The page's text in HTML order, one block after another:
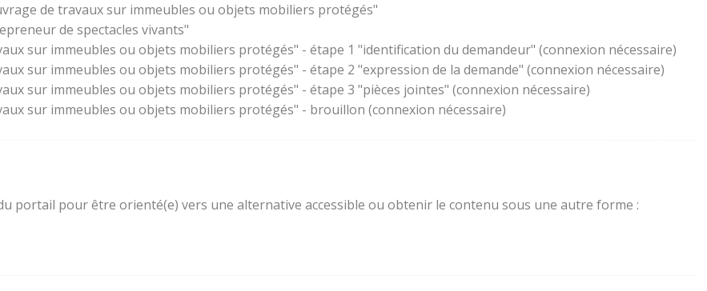
de travaux sur immeubles ou objets mobiliers protégés"
de spectacles vivants"
sur immeubles ou objets mobiliers protégés" - étape 1 "identification du demandeur" (connexion nécessaire)
sur immeubles ou objets mobiliers protégés" - étape 2 "expression de la demande" (connexion nécessaire)
sur immeubles ou objets mobiliers protégés" - étape 3 "pièces jointes" (connexion nécessaire)
sur immeubles ou objets mobiliers protégés" - brouillon (connexion nécessaire)
portail pour être orienté(e) vers une alternative accessible ou obtenir le contenu sous une autre forme :